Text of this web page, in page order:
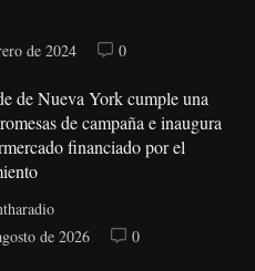
de 2024 0
de Nueva York cumple una
de campaña e inaugura
financiado por el
de 2026
0